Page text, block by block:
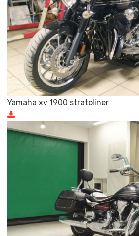
Yamaha xv 1900 stratoliner